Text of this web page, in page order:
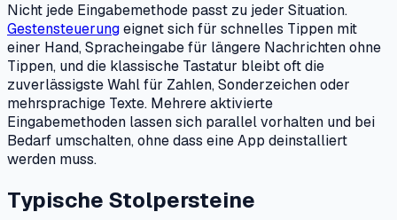
Nicht jede Eingabemethode passt zu jeder Situation.
Gestensteuerungeignet sich für schnelles Tippen mit
einer Hand, Spracheingabe für längere Nachrichten ohne
Tippen, und die klassische Tastatur bleibt oft die
zuverlässigste Wahl für Zahlen, Sonderzeichen oder
mehrsprachige Texte. Mehrere aktivierte
Eingabemethoden lassen sich parallel vorhalten und bei
Bedarf umschalten, ohne dass eine App deinstalliert
werden muss.
Typische Stolpersteine